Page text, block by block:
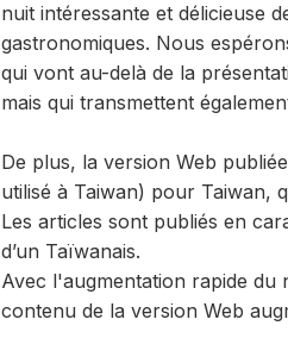
nuit intéressante et délicieuse
gastronomiques. Nous
qui vont au-delà de la
mais qui transmettent
De plus, la version Web
utilisé à Taiwan) pour Taiwan,
Les articles sont publiés en
d’un Taïwanais.
Avec l'augmentation rapide du
contenu de la version Web